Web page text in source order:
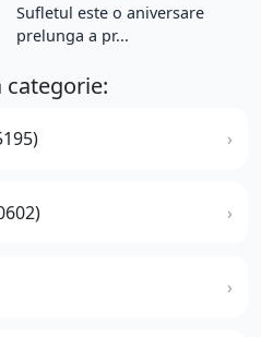
Sufletul este o aniversare
prelunga a pr...
categorie: